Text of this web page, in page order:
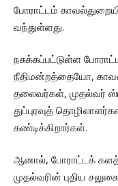
போராட்டம்
வந்துள்ளது.
நசுக்கப்பட்டுள்ள
நீதிமன்றத்தையோ,
தலைவர்கள், முதல்வர்
துப்புரவுத்
கண்டிக்கிறார்கள்.
ஆனால், போராட்டக்
முதல்வரின் புதிய